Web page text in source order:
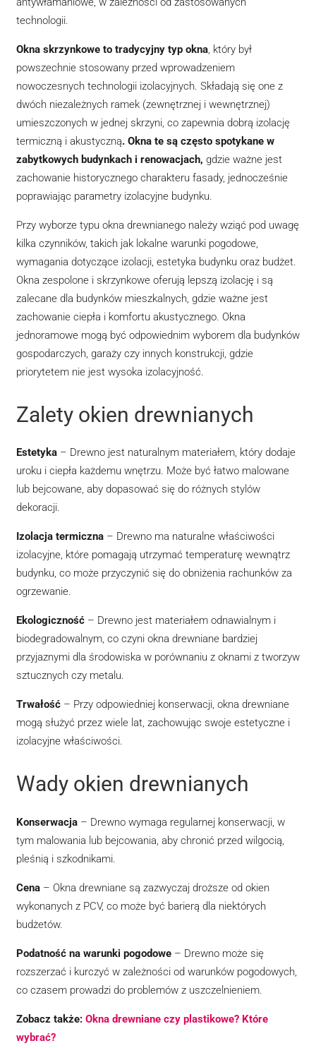
technologii.
Okna skrzynkowe to tradycyjny typ okna, który był
powszechnie stosowany przed wprowadzeniem
nowoczesnych technologii izolacyjnych. Składają się one z
dwóch niezależnych ramek (zewnętrznej i wewnętrznej)
umieszczonych w jednej skrzyni, co zapewnia dobrą izolację
termiczną i akustyczną. Okna te są często spotykane w
zabytkowych budynkach i renowacjach, gdzie ważne jest
zachowanie historycznego charakteru fasady, jednocześnie
poprawiając parametry izolacyjne budynku.
Przy wyborze typu okna drewnianego należy wziąć pod uwagę
kilka czynników, takich jak lokalne warunki pogodowe,
wymagania dotyczące izolacji, estetyka budynku oraz budżet.
Okna zespolone i skrzynkowe oferują lepszą izolację i są
zalecane dla budynków mieszkalnych, gdzie ważne jest
zachowanie ciepła i komfortu akustycznego. Okna
jednoramowe mogą być odpowiednim wyborem dla budynków
gospodarczych, garaży czy innych konstrukcji, gdzie
priorytetem nie jest wysoka izolacyjność.
Zalety okien drewnianych
Estetyka – Drewno jest naturalnym materiałem, który dodaje
uroku i ciepła każdemu wnętrzu. Może być łatwo malowane
lub bejcowane, aby dopasować się do różnych stylów
dekoracji.
Izolacja termiczna– Drewno ma naturalne właściwości
izolacyjne, które pomagają utrzymać temperaturę wewnątrz
budynku, co może przyczynić się do obniżenia rachunków za
ogrzewanie.
Ekologiczność – Drewno jest materiałem odnawialnym i
biodegradowalnym, co czyni okna drewniane bardziej
przyjaznymi dla środowiska w porównaniu z oknami z tworzyw
sztucznych czy metalu.
Trwałość – Przy odpowiedniej konserwacji, okna drewniane
mogą służyć przez wiele lat, zachowując swoje estetyczne i
izolacyjne właściwości.
Wady okien drewnianych
Konserwacja – Drewno wymaga regularnej konserwacji, w
tym malowania lub bejcowania, aby chronić przed wilgocią,
pleśnią i szkodnikami.
Cena – Okna drewniane są zazwyczaj droższe od okien
wykonanych z PCV, co może być barierą dla niektórych
budżetów.
Podatność na warunki pogodowe– Drewno może się
rozszerzać i kurczyć w zależności od warunków pogodowych,
co czasem prowadzi do problemów z uszczelnieniem.
Zobacz także: Okna drewniane czy plastikowe? Które
wybrać?